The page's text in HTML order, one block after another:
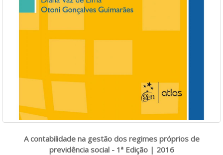
A contabilidade na gestão dos regimes próprios de
previdência social - 1ª Edição | 2016